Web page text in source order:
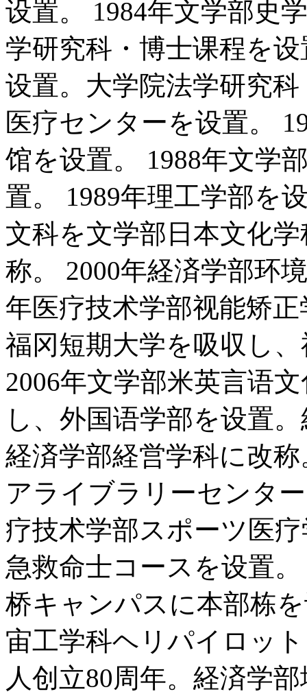
设置。 1984年文学部史
学研究科・博士课程を
设置。大学院法学研究
医疗センターを设置。
馆を设置。 1988年文学
置。 1989年理工学部を
文科を文学部日本文化
称。 2000年経済学部环
年医疗技术学部视能矫
福冈短期大学を吸収し
2006年文学部米英言语
し、外国语学部を设置
経済学部経営学科に改
アライブラリーセンタ
疗技术学部スポーツ医
急救命士コースを设置
桥キャンパスに本部栋
宙工学科ヘリパイロッ
人创立80周年。経済学